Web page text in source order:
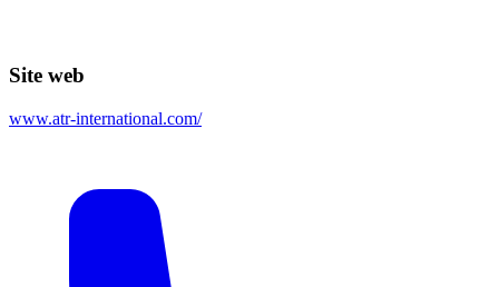
Site web
www.atr-international.com/